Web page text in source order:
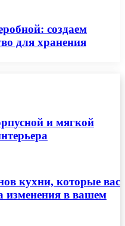
создаем
для хранения
и мягкой
кухни, которые вас
изменения в вашем